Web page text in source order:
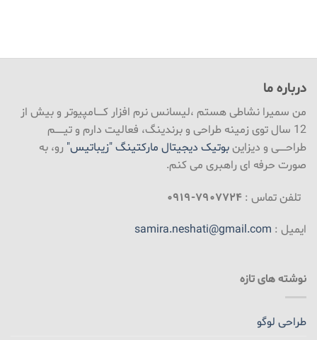
درباره ما
من سمیرا نشاطی هستم ،لیسانس نرم افزار کـــــامپیوتر و بیش از
12 سال توی زمینه طراحی و برندینگ، فعالیت دارم و تیــــــم
طراحـــــی و دیزاین بوتیک دیجیتال مارکتینگ "زیباتیس" رو، به
صورت حرفه ای راهبری می کنم.
تلفن تماس : ۷۹۰۷۷۲۴-۰۹۱۹
ایمیل : samira.neshati@gmail.com
نوشته های تازه
طراحی لوگو